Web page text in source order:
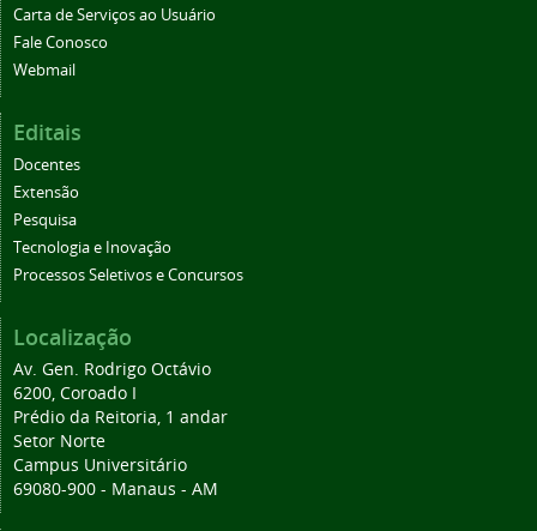
Carta de Serviços ao Usuário
Fale Conosco
Webmail
Editais
Docentes
Extensão
Pesquisa
Tecnologia e Inovação
Processos Seletivos e Concursos
Localização
Av. Gen. Rodrigo Octávio
6200, Coroado I
Prédio da Reitoria, 1 andar
Setor Norte
Campus Universitário
69080-900 - Manaus - AM